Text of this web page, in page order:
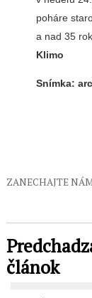
poháre
a nad 35
Klimo
Snímka:
ZANECHAJTE
článok